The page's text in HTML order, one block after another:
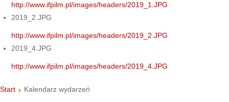
http://www.ifpilm.pl/images/headers/2019_1.JPG
2019_2.JPG
http://www.ifpilm.pl/images/headers/2019_2.JPG
2019_4.JPG
http://www.ifpilm.pl/images/headers/2019_4.JPG
Start Kalendarz wydarzeń